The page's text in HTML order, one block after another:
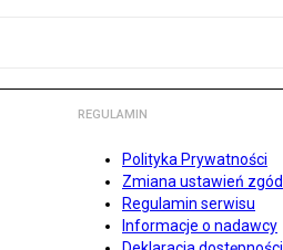
REGULAMIN
Polityka Prywatności
Zmiana ustawień zgód
Regulamin serwisu
Informacje o nadawcy